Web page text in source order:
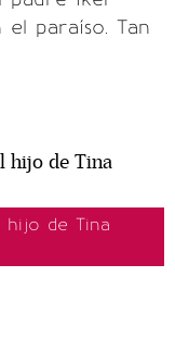
paraíso. Tan
hijo de Tina